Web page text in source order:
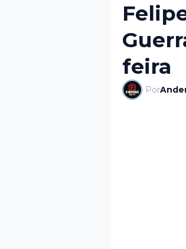
feira
Por